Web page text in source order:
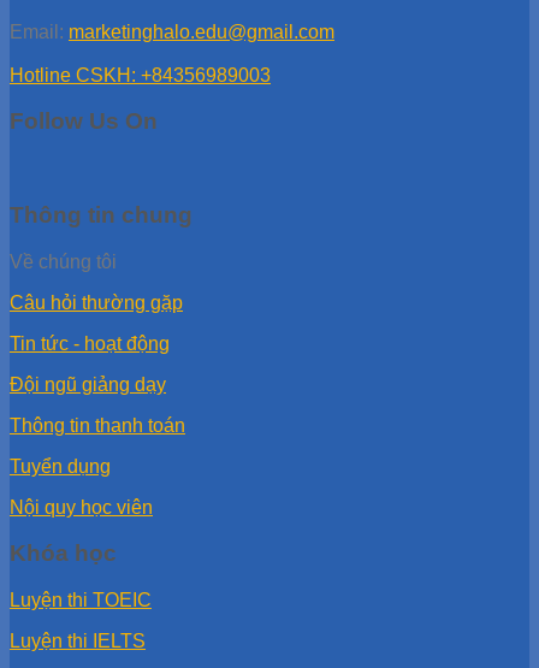
Email: marketinghalo.edu@gmail.com
Hotline CSKH: +84356989003
Follow Us On
Thông tin chung
Về chúng tôi
Câu hỏi thường gặp
Tin tức - hoạt động
Đội ngũ giảng dạy
Thông tin thanh toán
Tuyển dụng
Nội quy học viên
Khóa học
Luyện thi TOEIC
Luyện thi IELTS